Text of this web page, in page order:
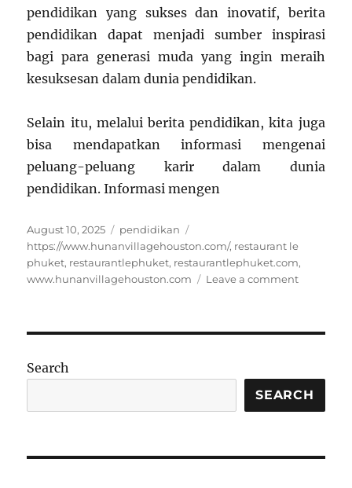
pendidikan yang sukses dan inovatif, berita
pendidikan dapat menjadi sumber inspirasi
bagi para generasi muda yang ingin meraih
kesuksesan dalam dunia pendidikan.
Selain itu, melalui berita pendidikan, kita juga
bisa mendapatkan informasi mengenai
peluang-peluang karir dalam dunia
pendidikan. Informasi mengen
Posted
on
August 10, 2025 Categories
pendidikan
https://www.hunanvillagehouston.com/, restaurant le
phuket, restaurantlephuket, restaurantlephuket.com,
www.hunanvillagehouston.com
Leave a commenton
Informasi
Search
SEARCH